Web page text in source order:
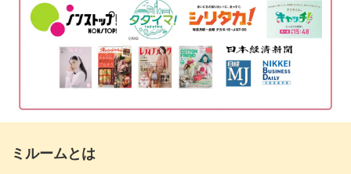
レジンとボールペンを接着する準備をする 17:26
レジンとボールペンを接着する
コーティングレジン液を塗布する
完成♪ 26:17
ミルームとは